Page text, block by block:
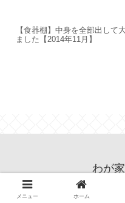
【食器棚】中身を全部出して
ました【2014年11月】
わが
© 2013
メニュー ホーム